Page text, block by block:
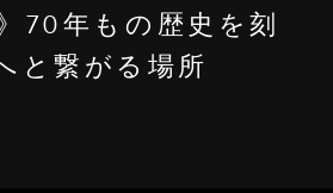
70年もの歴史を刻
と繋がる場所